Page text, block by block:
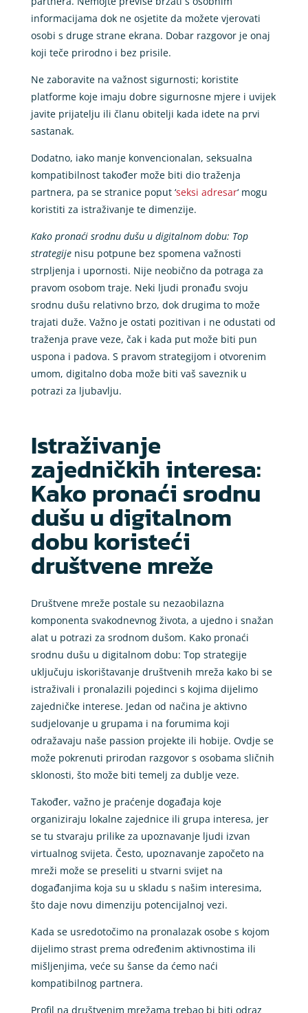
informacijama dok ne osjetite da možete vjerovati
osobi s druge strane ekrana. Dobar razgovor je onaj
koji teče prirodno i bez prisile.
Ne zaboravite na važnost sigurnosti; koristite
platforme koje imaju dobre sigurnosne mjere i uvijek
javite prijatelju ili članu obitelji kada idete na prvi
sastanak.
Dodatno, iako manje konvencionalan, seksualna
kompatibilnost također može biti dio traženja
partnera, pa se stranice poput ‘seksi adresar‘ mogu
koristiti za istraživanje te dimenzije.
Kako pronaći srodnu dušu u digitalnom dobu: Top
strategijenisu potpune bez spomena važnosti
strpljenja i upornosti. Nije neobično da potraga za
pravom osobom traje. Neki ljudi pronađu svoju
srodnu dušu relativno brzo, dok drugima to može
trajati duže. Važno je ostati pozitivan i ne odustati od
traženja prave veze, čak i kada put može biti pun
uspona i padova. S pravom strategijom i otvorenim
umom, digitalno doba može biti vaš saveznik u
potrazi za ljubavlju.
Istraživanje
zajedničkih interesa:
Kako pronaći srodnu
dušu u digitalnom
dobu koristeći
društvene mreže
Društvene mreže postale su nezaobilazna
komponenta svakodnevnog života, a ujedno i snažan
alat u potrazi za srodnom dušom. Kako pronaći
srodnu dušu u digitalnom dobu: Top strategije
uključuju iskorištavanje društvenih mreža kako bi se
istraživali i pronalazili pojedinci s kojima dijelimo
zajedničke interese. Jedan od načina je aktivno
sudjelovanje u grupama i na forumima koji
odražavaju naše passion projekte ili hobije. Ovdje se
može pokrenuti prirodan razgovor s osobama sličnih
sklonosti, što može biti temelj za dublje veze.
Također, važno je praćenje događaja koje
organiziraju lokalne zajednice ili grupa interesa, jer
se tu stvaraju prilike za upoznavanje ljudi izvan
virtualnog svijeta. Često, upoznavanje započeto na
mreži može se preseliti u stvarni svijet na
događanjima koja su u skladu s našim interesima,
što daje novu dimenziju potencijalnoj vezi.
Kada se usredotočimo na pronalazak osobe s kojom
dijelimo strast prema određenim aktivnostima ili
mišljenjima, veće su šanse da ćemo naći
kompatibilnog partnera.
Profil na društvenim mrežama trebao bi biti odraz